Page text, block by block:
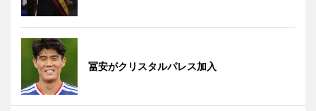
冨安がクリスタルパレス加入